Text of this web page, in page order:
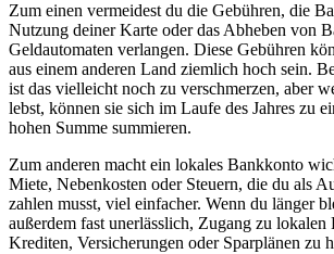
Zum einen vermeidest du die Gebühren, die
Nutzung deiner Karte oder das Abheben von
Geldautomaten verlangen. Diese Gebühren
aus einem anderen Land ziemlich hoch sein.
ist das vielleicht noch zu verschmerzen, aber
lebst, können sie sich im Laufe des Jahres zu
hohen Summe summieren.
Zum anderen macht ein lokales Bankkonto
Miete, Nebenkosten oder Steuern, die du als
zahlen musst, viel einfacher. Wenn du länger
außerdem fast unerlässlich, Zugang zu
Krediten, Versicherungen oder Sparplänen zu